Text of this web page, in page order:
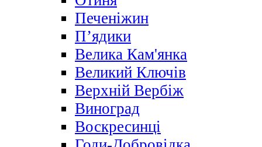
Печеніжин
П’ядики
Велика Кам'янка
Великий Ключів
Верхній Вербіж
Виноград
Воскресинці